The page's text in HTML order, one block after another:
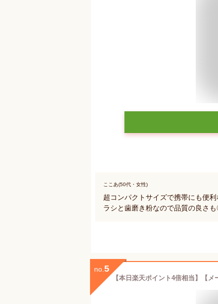
ここあ(50代・女性)
超コンパクトサイズで携帯にも便
ラシと歯磨き粉なので品質の良さも
no. 5